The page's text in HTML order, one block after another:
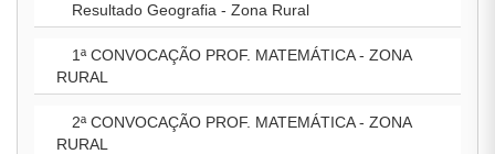
Resultado Geografia - Zona Rural
1ª CONVOCAÇÃO PROF. MATEMÁTICA - ZONA
RURAL
2ª CONVOCAÇÃO PROF. MATEMÁTICA - ZONA
RURAL